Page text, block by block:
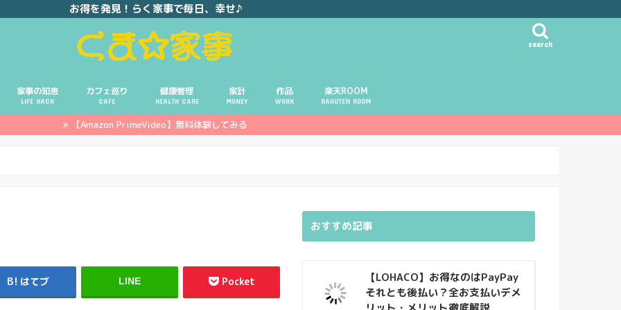
お得を発見！らく家事で毎日、幸せ♪
search
家事の知恵
LIFE HACK
カフェ巡り
CAFE
健康管理
HEALTH CARE
家計
MONEY
ポイ活
投資
副業
作品
WORK
楽天ROOM
RAKUTEN ROOM
【Amazon PrimeVideo】無料体験してみる
はてブ LINE Pocket
おすすめ記事
【LOHACO】お得なのはPayPay
それとも後払い？全お支払いデメ